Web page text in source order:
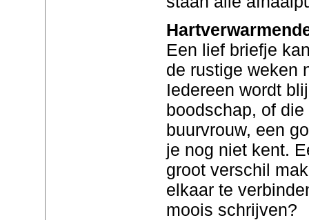
Een lief briefje
de rustige weken
Iedereen wordt
boodschap, of
buurvrouw, een
je nog niet kent.
groot verschil
elkaar te
moois schrijven?